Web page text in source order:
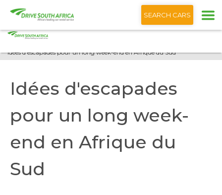
Français
SEARCH CARS
Accueil Blog
Idées d'escapades pour un long week-end en Afrique du Sud
Idées d'escapades
pour un long week-
end en Afrique du
Sud